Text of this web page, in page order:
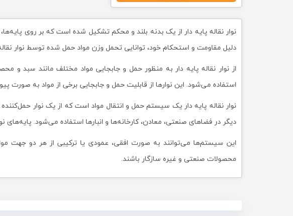
نوار نقاله پایه دار از یک بدنه بلند و محکم تشکیل شده است که بر روی
دلیل مقاومت و استحکام خود، توانایی تحمل وزن مواد حمل شده توسط نوار نقاله
از نوار نقاله پایه دار به منظور حمل و جابجایی مواد مختلف مانند سبد و
استفاده می‌شود. این نوارها از قابلیت حمل و جابجایی برخی از مواد به صورت
نوار نقاله پایه دار یک سیستم حمل و انتقال مواد است که از یک نوار
دیگر در فضاهای صنعتی، معادن، کارخانه‌ها و انبارها استفاده می‌شود.
این سیستم‌ها می‌توانند به صورت افقی، عمودی یا ترکیبی از هر دو جهت مواد
محصولات صنعتی و غیره سازگار باشند.